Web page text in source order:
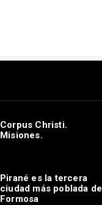
Corpus Christi.
Misiones.
Pirané es la tercera
ciudad más poblada de
Formosa